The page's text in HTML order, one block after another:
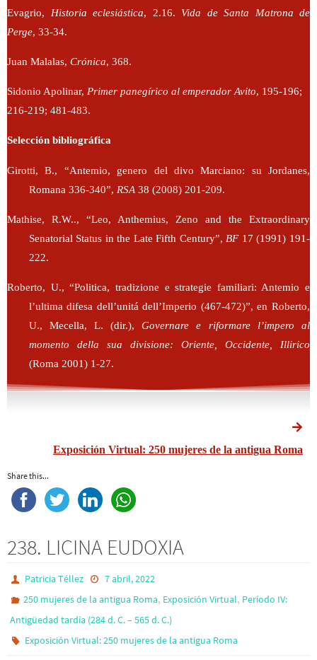
Evagrio, Historia eclesiástica, 2.16. Vida de Santa Matrona de
Perge, 33-34.
Juan Malalas, Crónica, 368.
Sidonio Apolinar, Primer panegírico al emperador Avito, 195-196;
216-219; 481-483.
Selección bibliográfica
Girotti, B., “Antemio, genero del divo Marciano: su Jordanes,
Romana 336-340”, RSA38 (2008) 201-209.
Mathise, R.W.., “Leo, Anthemius, Zeno and the Extraordinary
Senatorial Status in the Late Fifth Century”, BF17 (1991) 191-
222.
Roberto, U., “Politica, tradizione e strategie familiari: Antemio e
l’ultima difesa dell’unitá dell’Imperio (467-472)”, en Roberto,
U., Mecella, L. (dir.),Governare e riformare l’impero al
momento della sua divisione: Oriente, Occidente, Illirico
(Roma 2001) 1-27.
Exposición Virtual: 250 mujeres de la antigua Roma
Share this...
238. LICINA EUDOXIA
Patricia Téllez
7 abril, 2022
250 mujeres de la antigua Roma, Exposición Virtual, Período IV:
Antigüedad tardía (284 d. C. – 565 d. C.)
Exposición Virtual: 250 mujeres de la antigua Roma